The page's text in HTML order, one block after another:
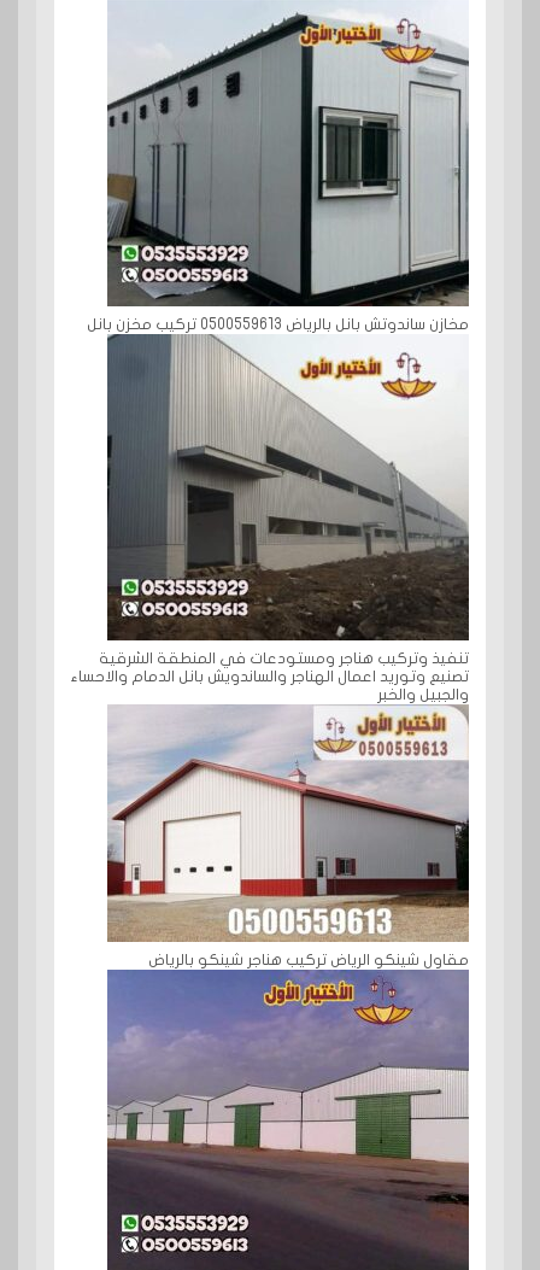
مخازن ساندوتش بانل بالرياض 0500559613 تركيب مخزن بانل
تنفيذ وتركيب هناجر ومستودعات في المنطقة الشرقية
تصنيع وتوريد اعمال الهناجر والساندويش بانل الدمام والاحساء
والجبيل والخبر
مقاول شينكو الرياض تركيب هناجر شينكو بالرياض